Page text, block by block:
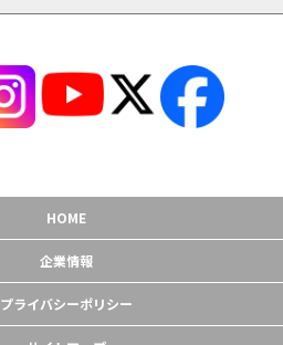
HOME
企業情報
プライバシーポリシー